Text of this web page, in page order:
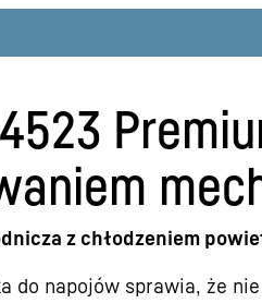
z chłodzeniem
do napojów sprawia, że